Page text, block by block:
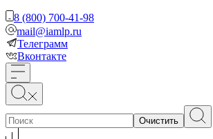
8 (800) 700-41-98
mail@iamlp.ru
Телеграмм
Вконтакте
Очистить